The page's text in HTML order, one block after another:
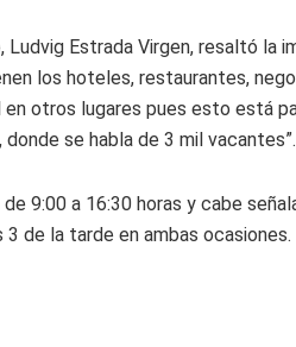
Estrada Virgen, resaltó la
los hoteles, restaurantes,
otros lugares pues esto está
se habla de 3 mil vacantes”.
9:00 a 16:30 horas y cabe
de la tarde en ambas ocasiones.